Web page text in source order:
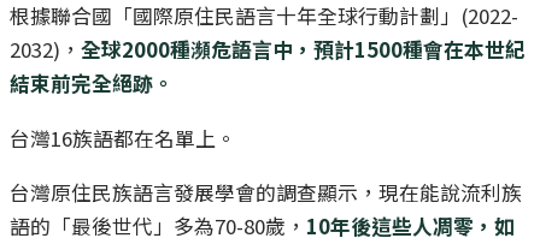
根據聯合國「國際原住民語言十年全球行動計劃」(2022-
2032)， 全球2000種瀕危語言中，預計1500種會在本世紀
結束前完全絕跡。
台灣16族語都在名單上。
台灣原住民族語言發展學會的調查顯示，現在能說流利族
語的「最後世代」多為70-80歲， 10年後這些人凋零，如